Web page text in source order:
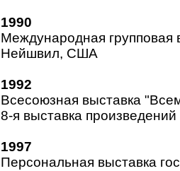
1990
Международная групповая
Нейшвил, США
1992
Всесоюзная выставка
8-я выставка
1997
Персональная выставка